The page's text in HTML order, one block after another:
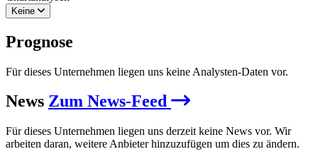
Keine
Prognose
Für dieses Unternehmen liegen uns keine Analysten-Daten vor.
News Zum News-Feed
Für dieses Unternehmen liegen uns derzeit keine News vor. Wir
arbeiten daran, weitere Anbieter hinzuzufügen um dies zu ändern.